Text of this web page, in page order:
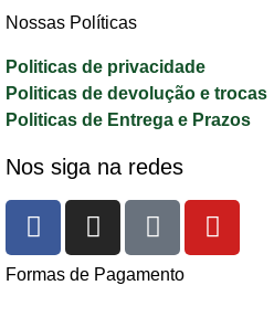
Nossas Políticas
Politicas de privacidade
Politicas de devolução e trocas
Politicas de Entrega e Prazos
Nos siga na redes
Formas de Pagamento